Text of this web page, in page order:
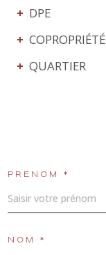
DPE
COPROPRIÉTÉ
QUARTIER
PRÉNOM *
NOM *